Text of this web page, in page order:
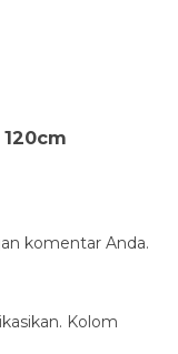
komentar Anda.
Kolom